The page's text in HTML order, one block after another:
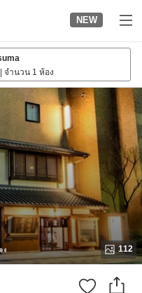
NEW
จำนวน 1 ห้อง
112